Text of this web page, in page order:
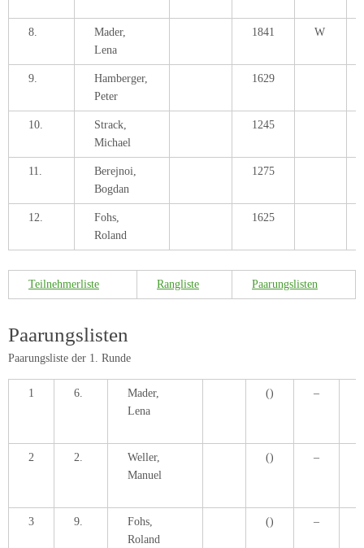
8.
Mader,
Lena
1841 W
9.
Hamberger,
Peter
1629
10.
Strack,
Michael
1245
11.
Berejnoi,
Bogdan
1275
12.
Fohs,
Roland
1625
Teilnehmerliste Rangliste Paarungslisten
Paarungslisten
Paarungsliste der 1. Runde
1 6.
Mader,
Lena
() –
2 2.
Weller,
Manuel
() –
3 9.
Fohs,
Roland
() –